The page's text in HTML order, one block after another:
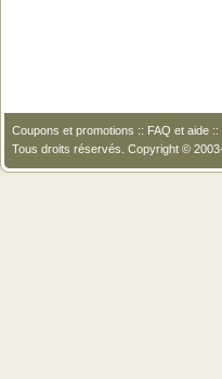
Coupons et promotions :: FAQ et aide ::
Tous droits réservés. Copyright ©